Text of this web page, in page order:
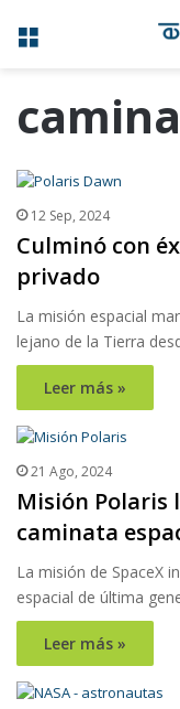
Menú
12 Sep, 2024
Culminó con
privado
La misión espacial
lejano de la Tierra
Leer más »
21 Ago, 2024
Misión Polaris
caminata
La misión de SpaceX
espacial de última
Leer más »